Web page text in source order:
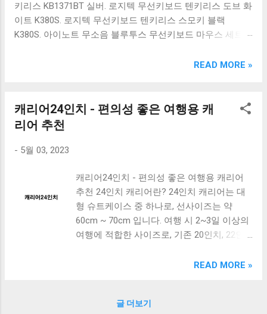
키리스 KB1371BT 실버. 로지텍 무선키보드 텐키리스 도브 화
이트 K380S. 로지텍 무선키보드 텐키리스 스모키 블랙
K380S. 아이노트 무소음 블루투스 무선키보드 마우스 세트
OABTKBDA 퓨어 화이트. 코시 베이직 블루투스 키보드
랙. 큐센 멤브레인 무선 키보드 블랙 K1000 일반형 블루투스
키보드 구매를 고려하실 때, 추가 할인 혜택을 놓치지 마세요.
다양한 할인 혜택과 빠른배송 혜택을 놓치지 않도록 먼저 확
인해보세요. 추가할인 확인하기 상품 하나를 사더라도 종류
루투스키보드 같은 상품을 고를 때는 더 고민이 많을 수 밖에
없습니다. 다양한 상품들을 상세스펙 과 가격 을 꼼꼼히 비교
해서 구매하실 수 있도록 순위 추천 해드릴게요. 특가상품 보
러가기 추천상품 Best 유니콘 멀티페어링 스마트폰 태블릿
거치형 저소음 블루투스 키보드, BK-500SB, 일반형, 블랙 유
READ MORE »
캐리어24인치 - 편의성 좋은 여행용 캐
리어 추천
- 5월 03, 2023
캐리어24인치 - 편의성 좋은 여행용 캐리어
추천 24인치 캐리어란? 24인치 캐리어는 대
형 슈트케이스 중 하나로, 선사이즈는 약
60cm ~ 70cm 입니다. 여행 시 2~3일 이상의
여행에 적합한 사이즈로, 기존 20인치, 22인
코 이쁜 24인치 대형 캐리어 스마트 가온 아
가 독특한 느낌을 줍니다. 장점: 재질이 튼튼
READ MORE »
글 더보기